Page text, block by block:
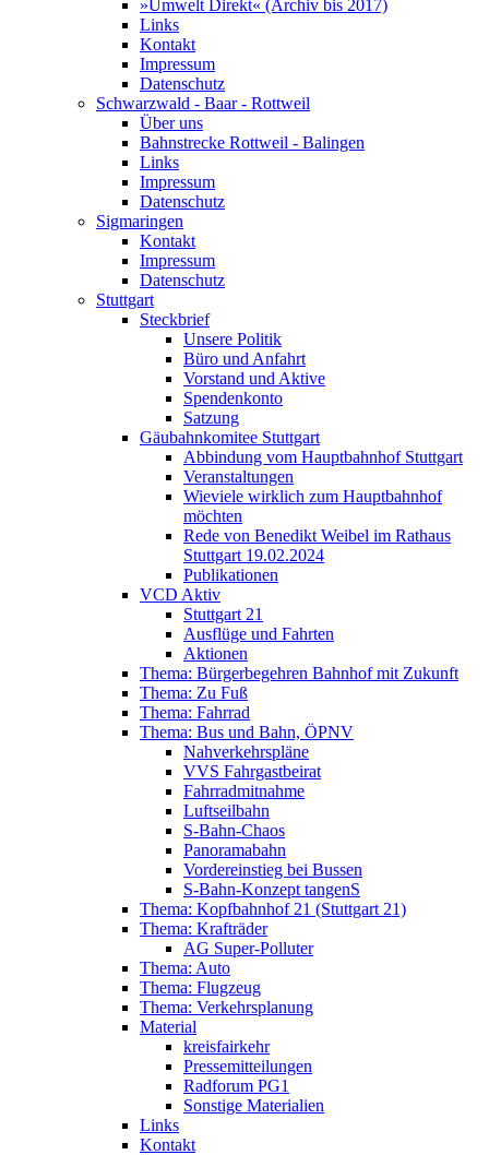
»Umwelt Direkt« (Archiv bis 2017)
Links
Kontakt
Impressum
Datenschutz
Schwarzwald - Baar - Rottweil
Über uns
Bahnstrecke Rottweil - Balingen
Links
Impressum
Datenschutz
Sigmaringen
Kontakt
Impressum
Datenschutz
Stuttgart
Steckbrief
Unsere Politik
Büro und Anfahrt
Vorstand und Aktive
Spendenkonto
Satzung
Gäubahnkomitee Stuttgart
Abbindung vom Hauptbahnhof Stuttgart
Veranstaltungen
Wieviele wirklich zum Hauptbahnhof
möchten
Rede von Benedikt Weibel im Rathaus
Stuttgart 19.02.2024
Publikationen
VCD Aktiv
Stuttgart 21
Ausflüge und Fahrten
Aktionen
Thema: Bürgerbegehren Bahnhof mit Zukunft
Thema: Zu Fuß
Thema: Fahrrad
Thema: Bus und Bahn, ÖPNV
Nahverkehrspläne
VVS Fahrgastbeirat
Fahrradmitnahme
Luftseilbahn
S-Bahn-Chaos
Panoramabahn
Vordereinstieg bei Bussen
S-Bahn-Konzept tangenS
Thema: Kopfbahnhof 21 (Stuttgart 21)
Thema: Krafträder
AG Super-Polluter
Thema: Auto
Thema: Flugzeug
Thema: Verkehrsplanung
Material
kreisfairkehr
Pressemitteilungen
Radforum PG1
Sonstige Materialien
Links
Kontakt